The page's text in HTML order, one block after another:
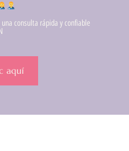
una consulta rápida y confiable
aquí